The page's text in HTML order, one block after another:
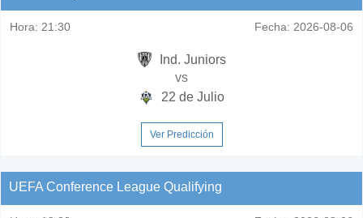
Hora: 21:30 Fecha: 2026-08-06
Ind. Juniors
vs
22 de Julio
Ver Predicción
UEFA Conference League Qualifying